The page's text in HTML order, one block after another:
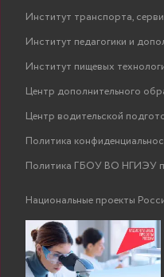
Институт транспорта,
Институт педагогики и
Институт пищевых
Центр дополнительного
Центр водительской
Политика
Политика ГБОУ ВО НГИЭУ
Национальные проекты